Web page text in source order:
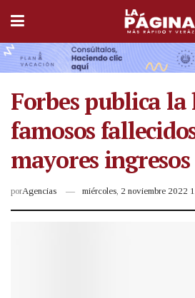
Forbes publica la
famosos
mayores
porAgencias miércoles, 2 noviembre 2022